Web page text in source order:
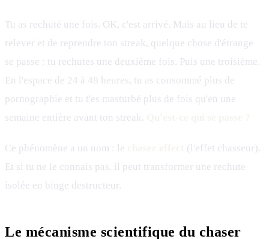
Tu as rechuté une fois. OK, c'est arrivé. Mais au lieu de te
relever et de reprendre ton streak, quelque chose d'étrange
se passe : tu rechutes une deuxième fois. Puis une troisième.
En l'espace de 24 à 48 heures, tu as consommé plus de
pornographie et tu t'es masturbé plus de fois qu'en une
semaine entière avant ton streak.
Ce phénomène a un nom : le
(l'effet chasseur).
Et si tu ne le connais pas, il peut transformer une rechute
isolée en binge destructeur.
Le mécanisme scientifique du chaser